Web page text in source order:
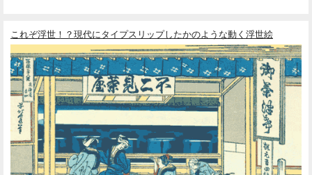
これぞ浮世！？現代にタイプスリップしたかのような動く浮世絵